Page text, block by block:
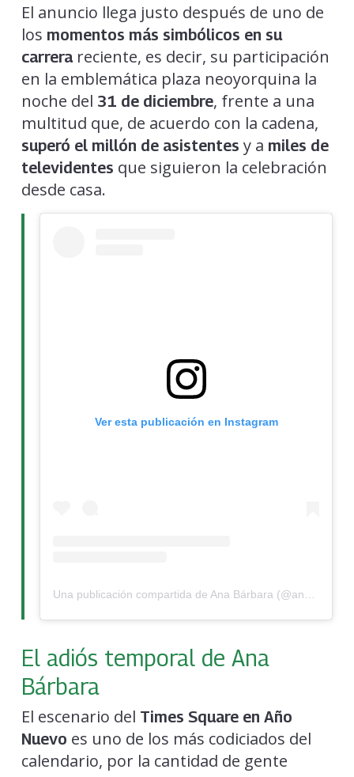
El anuncio llega justo después de uno de
los momentos más simbólicos en su
carrerareciente, es decir, su participación
en la emblemática plaza neoyorquina la
noche del 31 de diciembre, frente a una
multitud que, de acuerdo con la cadena,
superó el millón de asistentes y a miles de
televidentes que siguieron la celebración
desde casa.
Ver esta publicación en Instagram
Una publicación compartida de Ana Bárbara (@anabarbaramusic)
El adiós temporal de Ana
Bárbara
El escenario del Times Square en Año
Nuevo es uno de los más codiciados del
calendario, por la cantidad de gente